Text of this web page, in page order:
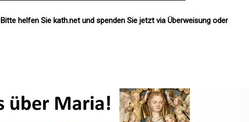
Bitte helfen Sie kath.net und spenden Sie jetzt via Überweisung oder